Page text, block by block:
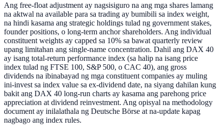
Ang free-float adjustment ay nagsisiguro na ang mga shares lamang
na aktwal na available para sa trading ay bumibili sa index weight,
na hindi kasama ang strategic holdings tulad ng government stakes,
founder positions, o long-term anchor shareholders. Ang individual
constituent weights ay capped sa 10% sa bawat quarterly review
upang limitahan ang single-name concentration. Dahil ang DAX 40
ay isang total-return performance index (sa halip na isang price
index tulad ng FTSE 100, S&P 500, o CAC 40), ang gross
dividends na ibinabayad ng mga constituent companies ay muling
ini-invest sa index value sa ex-dividend date, na siyang dahilan kung
bakit ang DAX 40 long-run charts ay kasama ang parehong price
appreciation at dividend reinvestment. Ang opisyal na methodology
document ay inilalathala ng Deutsche Börse at na-update kapag
nagbago ang index rules.